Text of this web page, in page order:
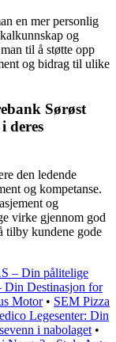
en mer personlig
og
til å støtte opp
og bidrag til ulike
Sørøst
deres
den ledende
og kompetanse.
og
virke gjennom god
tilby kundene gode
– Din pålitelige
Din Destinasjon for
Motor• SEM Pizza
Legesenter: Din
i nabolaget •